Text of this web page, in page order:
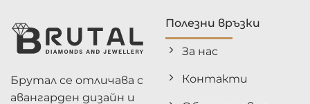
Брутал се отличава с
авангарден дизайн и
Полезни връзки
За нас
Контакти